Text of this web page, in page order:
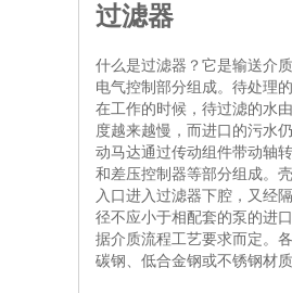
过滤器
什么是过滤器？它是输送介
电气控制部分组成。待处理
在工作的时候，待过滤的水
度越来越慢，而进口的污水
动马达通过传动组件带动轴
和差压控制器等部分组成。
入口进入过滤器下腔，又经
径不应小于相配套的泵的进
据介质流程工艺要求而定。
碳钢、低合金钢或不锈钢材